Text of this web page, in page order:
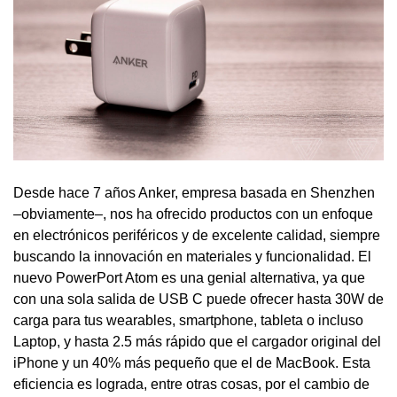
Desde hace 7 años Anker, empresa basada en Shenzhen
–obviamente–, nos ha ofrecido productos con un enfoque
en electrónicos periféricos y de excelente calidad, siempre
buscando la innovación en materiales y funcionalidad. El
nuevo PowerPort Atom es una genial alternativa, ya que
con una sola salida de USB C puede ofrecer hasta 30W de
carga para tus wearables, smartphone, tableta o incluso
Laptop, y hasta 2.5 más rápido que el cargador original del
iPhone y un 40% más pequeño que el de MacBook. Esta
eficiencia es lograda, entre otras cosas, por el cambio de